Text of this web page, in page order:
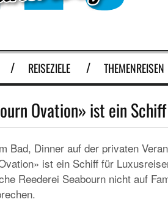
REISEZIELE THEMENREISEN
Ovation» ist ein
Bad, Dinner auf der privaten
ist ein Schiff für
Reederei Seabourn nicht auf